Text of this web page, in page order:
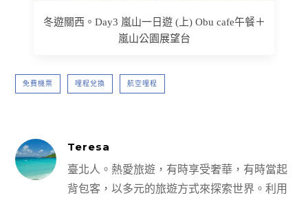
冬遊關西。Day3 嵐山一日遊 (上) Obu cafe午餐＋
嵐山公園展望台
免費機票 哩程兌換 航空哩程
Teresa
臺北人。熱愛旅遊，有時享受奢華，有時當起
背包客，以多元的旅遊方式來探索世界。利用